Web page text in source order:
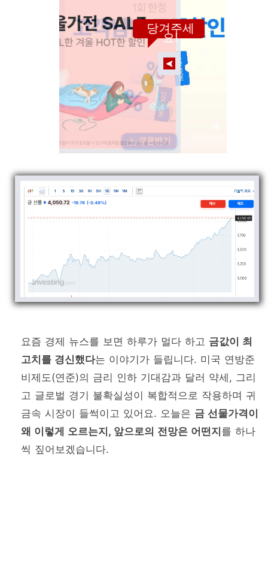
당겨주세
요!
요즘 경제 뉴스를 보면 하루가 멀다 하고 금값이 최
고치를 경신했다는 이야기가 들립니다. 미국 연방준
비제도(연준)의 금리 인하 기대감과 달러 약세, 그리
고 글로벌 경기 불확실성이 복합적으로 작용하며 귀
금속 시장이 들썩이고 있어요. 오늘은 금 선물가격이
왜 이렇게 오르는지, 앞으로의 전망은 어떤지 를 하나
씩 짚어보겠습니다.